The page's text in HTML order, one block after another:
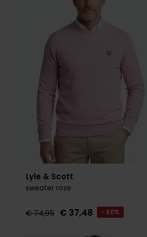
Lyle & Scott
sweater roze
€ 74,95 € 37,48 - 50%